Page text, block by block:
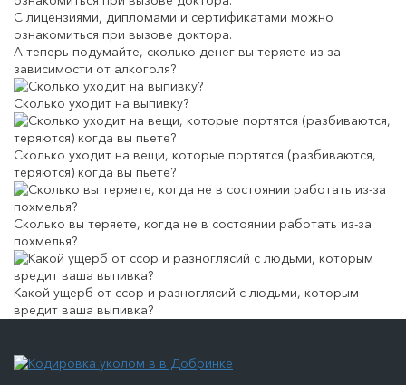
С лицензиями, дипломами и сертификатами можно
ознакомиться при вызове доктора.
А теперь подумайте, сколько денег вы теряете из-за
зависимости от алкоголя?
Сколько уходит на выпивку?
Сколько уходит на вещи, которые портятся (разбиваются,
теряются) когда вы пьете?
Сколько вы теряете, когда не в состоянии работать из-за
похмелья?
Какой ущерб от ссор и разноглясий с людьми, которым
вредит ваша выпивка?